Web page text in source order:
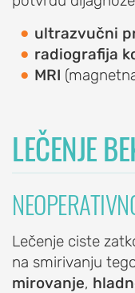
PROCEDURE
ZA
LEČENJE
ramena
Artroskopija
ramena
Reparacija
rotatorne
manžetne
ramena
ultrazvučni
radiografija
MRI
LEČENJE
Lečenje ciste
na smirivanju
mirovanje,